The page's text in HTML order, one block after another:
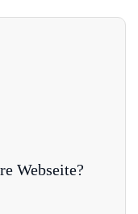
Webseite?